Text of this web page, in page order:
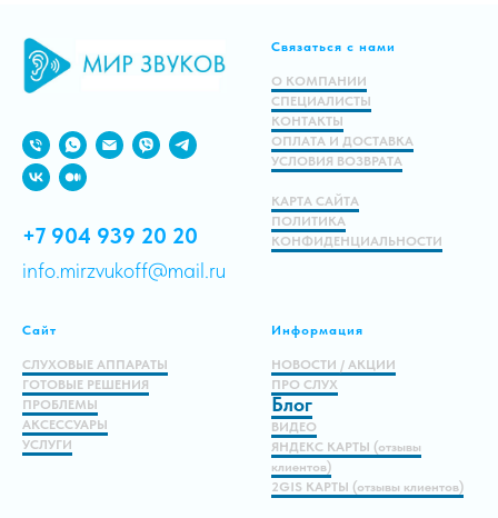
В корзину
+7 904 939 20 20
info.mirzvukoff@mail.ru
Связаться с нами
О КОМПАНИИ
СПЕЦИАЛИСТЫ
КОНТАКТЫ
ОПЛАТА И ДОСТАВКА
УСЛОВИЯ ВОЗВРАТА
КАРТА САЙТА
ПОЛИТИКА
КОНФИДЕНЦИАЛЬНОСТИ
Сайт
СЛУХОВЫЕ АППАРАТЫ
ГОТОВЫЕ РЕШЕНИЯ
ПРОБЛЕМЫ
АКСЕССУАРЫ
УСЛУГИ
Информация
НОВОСТИ / АКЦИИ
ПРО СЛУХ
Блог
ВИДЕО
ЯНДЕКС КАРТЫ (отзывы
клиентов)
2GIS КАРТЫ (отзывы клиентов)